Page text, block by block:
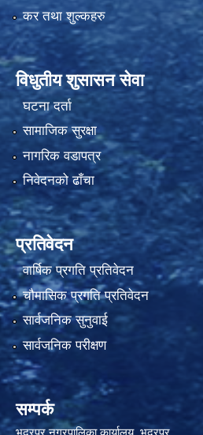
कर तथा शुल्कहरु
विधुतीय शुसासन सेवा
घटना दर्ता
सामाजिक सुरक्षा
नागरिक वडापत्र
निवेदनको ढाँचा
प्रतिवेदन
वार्षिक प्रगति प्रतिवेदन
चौमासिक प्रगति प्रतिवेदन
सार्वजनिक सुनुवाई
सार्वजनिक परीक्षण
सम्पर्क
भद्रपुर नगरपालिका कार्यालय ,भद्रपुर